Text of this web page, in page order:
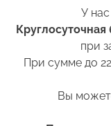
У
Круглосуточная
при
При сумме до
Вы
Цена/
Доставка:
он правильно
воздухом
для цветов
Выберите
+375 (17)